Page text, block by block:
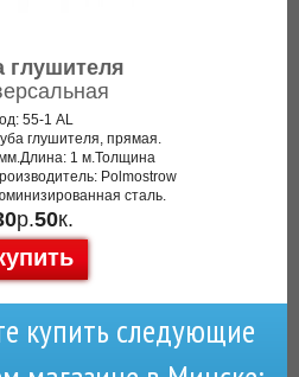
глушителя
55-1 AL
глушителя, прямая.
1 м.Толщина
Polmostrow
сталь.
р.50к.
купить следующие